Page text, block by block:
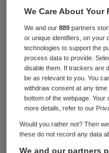
Inspectie voor
van 9
dat er geen
mogen worden
tekortkomingen
Aanleiding voor
meer werkzaam
apotheker op
We Care About Your
We and our889 partners
or unique identifiers, on your
technologies to support the
process data to provide.
disable them. If trackers are
be as relevant to you. You
withdraw consent at any
bottom of the webpage.
more details, refer to our
Would you rather not? Then
these do not record any data
We and our partners